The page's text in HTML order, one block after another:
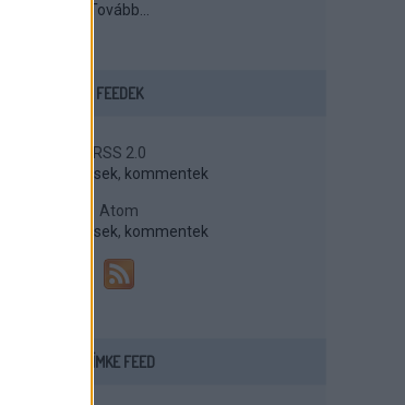
Tovább
FEEDEK
RSS 2.0
bejegyzések, kommentek
Atom
bejegyzések, kommentek
CÍMKE FEED